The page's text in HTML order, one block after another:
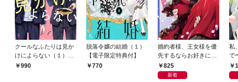
クールなふたりは見か
けによらない（１）
【電子限定特典付】
990
脱落令嬢の結婚（１）
【電子限定特典付】
770
婚約者様、王女様を優
先するならお好きにど
うぞ（※ただし、私も
王子様を優先します
825
新着
私
で
嬢
で